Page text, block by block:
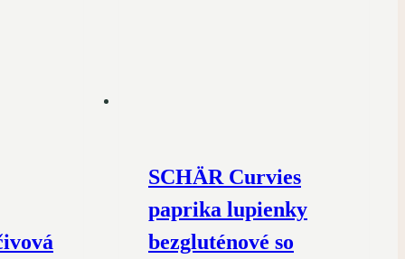
SCHÄR Curvies
paprika lupienky
bezgluténové so